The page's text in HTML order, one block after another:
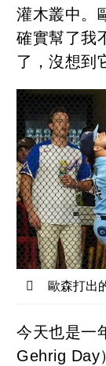
灌木叢中。
確實幫了我
了，沒想到
歐森打出
今天也是一
Gehrig Day